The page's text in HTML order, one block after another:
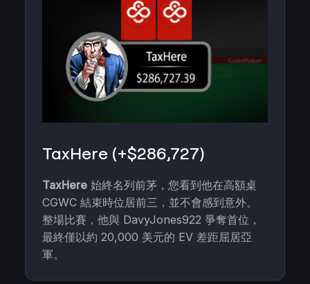
TaxHere (+$286,727)
TaxHere 始終名列前茅，您看到他在高額桌
CGWC 結束時位居前三，並不會感到意外。
整場比賽，他與 DavyJones922 爭奪首位，
最終僅以約 20,000 美元的 EV 差距屈居亞
軍。